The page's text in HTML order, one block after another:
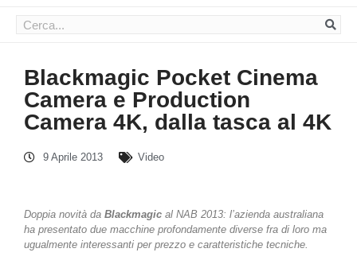
Blackmagic Pocket Cinema
Camera e Production
Camera 4K, dalla tasca al 4K
9 Aprile 2013 Video
Doppia novità da Blackmagic al NAB 2013: l’azienda australiana
ha presentato due macchine profondamente diverse fra di loro ma
ugualmente interessanti per prezzo e caratteristiche tecniche.